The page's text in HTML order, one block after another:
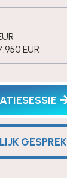
EUR
GESPREK